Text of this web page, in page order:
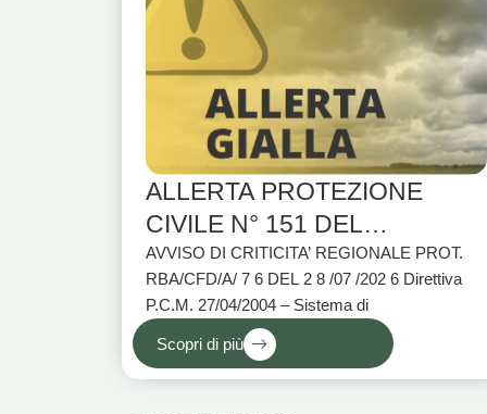
ALLERTA PROTEZIONE
CIVILE N° 151 DEL
28/07/2026
AVVISO DI CRITICITA’ REGIONALE PROT.
RBA/CFD/A/ 7 6 DEL 2 8 /07 /202 6 Direttiva
P.C.M. 27/04/2004 – Sistema di
Scopri di più